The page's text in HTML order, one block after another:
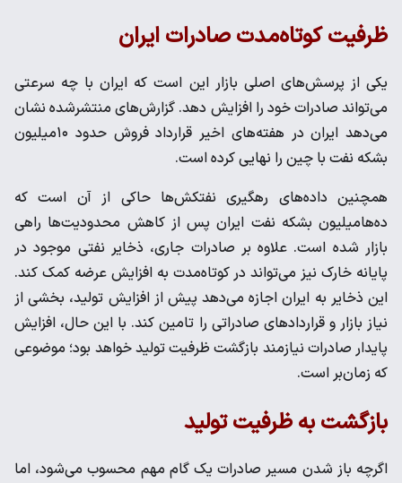
ظرفیت کوتاه‌مدت صادرات ایران
یکی از پرسش‌های اصلی بازار این است که ایران با چه سرعتی
می‌تواند صادرات خود را افزایش دهد. گزارش‌های منتشرشده نشان
می‌دهد ایران در هفته‌های اخیر قرارداد فروش حدود ۱۰‌میلیون
بشکه نفت با چین را نهایی کرده است.
همچنین داده‌های رهگیری نفتکش‌ها حاکی از آن است که
ده‌ها‌میلیون بشکه نفت ایران پس از کاهش محدودیت‌ها راهی
بازار شده است. علاوه بر صادرات جاری، ذخایر نفتی موجود در
پایانه خارک نیز می‌تواند در کوتاه‌مدت به افزایش عرضه کمک کند.
این ذخایر به ایران اجازه می‌دهد پیش از افزایش تولید، بخشی از
نیاز بازار و قراردادهای صادراتی را تامین کند. با این حال، افزایش
پایدار صادرات نیازمند بازگشت ظرفیت تولید خواهد بود؛ موضوعی
که زمان‌بر است.
بازگشت به ظرفیت تولید
اگرچه باز شدن مسیر صادرات یک گام مهم محسوب می‌شود، اما